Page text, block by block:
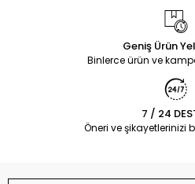
Geniş Ürün
Binlerce ürün ve
7 / 24
Öneri ve şikayetlerinizi